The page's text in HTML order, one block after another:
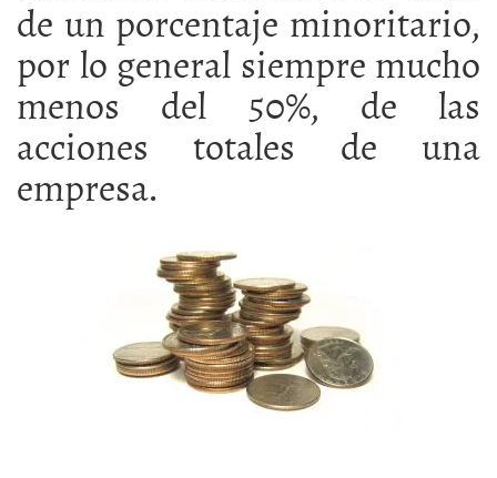
de un porcentaje minoritario,
por lo general siempre mucho
menos del 50%, de las
acciones totales de una
empresa.